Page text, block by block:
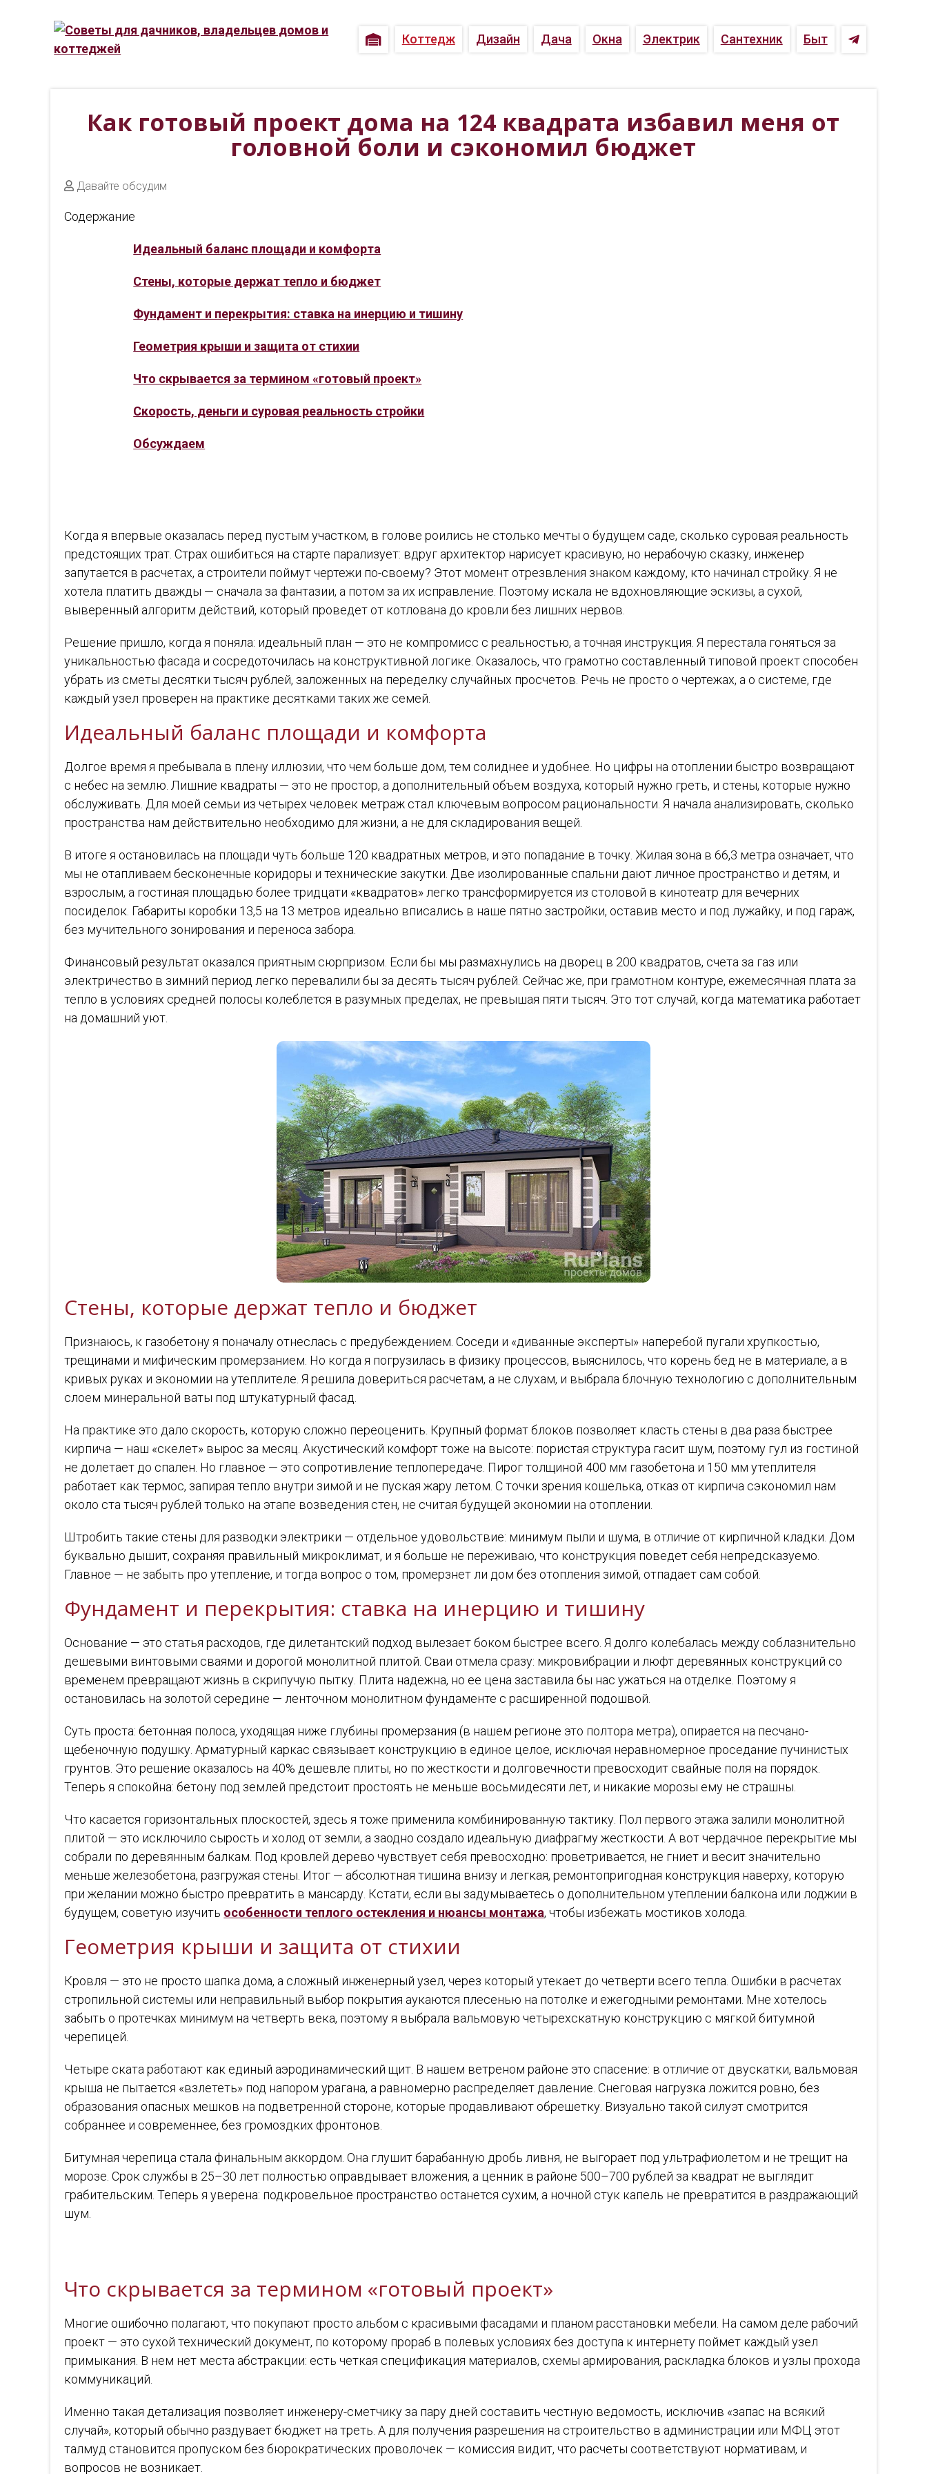
Коттедж Дизайн Дача Окна Электрик Сантехник Быт
Как готовый проект дома на 124 квадрата избавил меня от
головной боли и сэкономил бюджет
Давайте обсудим
Содержание
Идеальный баланс площади и комфорта
Стены, которые держат тепло и бюджет
Фундамент и перекрытия: ставка на инерцию и тишину
Геометрия крыши и защита от стихии
Что скрывается за термином «готовый проект»
Скорость, деньги и суровая реальность стройки
Обсуждаем
Когда я впервые оказалась перед пустым участком, в голове роились не столько мечты о будущем саде, сколько суровая реальность
предстоящих трат. Страх ошибиться на старте парализует: вдруг архитектор нарисует красивую, но нерабочую сказку, инженер
запутается в расчетах, а строители поймут чертежи по-своему? Этот момент отрезвления знаком каждому, кто начинал стройку. Я не
хотела платить дважды — сначала за фантазии, а потом за их исправление. Поэтому искала не вдохновляющие эскизы, а сухой,
выверенный алгоритм действий, который проведет от котлована до кровли без лишних нервов.
Решение пришло, когда я поняла: идеальный план — это не компромисс с реальностью, а точная инструкция. Я перестала гоняться за
уникальностью фасада и сосредоточилась на конструктивной логике. Оказалось, что грамотно составленный типовой проект способен
убрать из сметы десятки тысяч рублей, заложенных на переделку случайных просчетов. Речь не просто о чертежах, а о системе, где
каждый узел проверен на практике десятками таких же семей.
Идеальный баланс площади и комфорта
Долгое время я пребывала в плену иллюзии, что чем больше дом, тем солиднее и удобнее. Но цифры на отоплении быстро возвращают
с небес на землю. Лишние квадраты — это не простор, а дополнительный объем воздуха, который нужно греть, и стены, которые нужно
обслуживать. Для моей семьи из четырех человек метраж стал ключевым вопросом рациональности. Я начала анализировать, сколько
пространства нам действительно необходимо для жизни, а не для складирования вещей.
В итоге я остановилась на площади чуть больше 120 квадратных метров, и это попадание в точку. Жилая зона в 66,3 метра означает, что
мы не отапливаем бесконечные коридоры и технические закутки. Две изолированные спальни дают личное пространство и детям, и
взрослым, а гостиная площадью более тридцати «квадратов» легко трансформируется из столовой в кинотеатр для вечерних
посиделок. Габариты коробки 13,5 на 13 метров идеально вписались в наше пятно застройки, оставив место и под лужайку, и под гараж,
без мучительного зонирования и переноса забора.
Финансовый результат оказался приятным сюрпризом. Если бы мы размахнулись на дворец в 200 квадратов, счета за газ или
электричество в зимний период легко перевалили бы за десять тысяч рублей. Сейчас же, при грамотном контуре, ежемесячная плата за
тепло в условиях средней полосы колеблется в разумных пределах, не превышая пяти тысяч. Это тот случай, когда математика работает
на домашний уют.
Стены, которые держат тепло и бюджет
Признаюсь, к газобетону я поначалу отнеслась с предубеждением. Соседи и «диванные эксперты» наперебой пугали хрупкостью,
трещинами и мифическим промерзанием. Но когда я погрузилась в физику процессов, выяснилось, что корень бед не в материале, а в
кривых руках и экономии на утеплителе. Я решила довериться расчетам, а не слухам, и выбрала блочную технологию с дополнительным
слоем минеральной ваты под штукатурный фасад.
На практике это дало скорость, которую сложно переоценить. Крупный формат блоков позволяет класть стены в два раза быстрее
кирпича — наш «скелет» вырос за месяц. Акустический комфорт тоже на высоте: пористая структура гасит шум, поэтому гул из гостиной
не долетает до спален. Но главное — это сопротивление теплопередаче. Пирог толщиной 400 мм газобетона и 150 мм утеплителя
работает как термос, запирая тепло внутри зимой и не пуская жару летом. С точки зрения кошелька, отказ от кирпича сэкономил нам
около ста тысяч рублей только на этапе возведения стен, не считая будущей экономии на отоплении.
Штробить такие стены для разводки электрики — отдельное удовольствие: минимум пыли и шума, в отличие от кирпичной кладки. Дом
буквально дышит, сохраняя правильный микроклимат, и я больше не переживаю, что конструкция поведет себя непредсказуемо.
Главное — не забыть про утепление, и тогда вопрос о том, промерзнет ли дом без отопления зимой, отпадает сам собой.
Фундамент и перекрытия: ставка на инерцию и тишину
Основание — это статья расходов, где дилетантский подход вылезает боком быстрее всего. Я долго колебалась между соблазнительно
дешевыми винтовыми сваями и дорогой монолитной плитой. Сваи отмела сразу: микровибрации и люфт деревянных конструкций со
временем превращают жизнь в скрипучую пытку. Плита надежна, но ее цена заставила бы нас ужаться на отделке. Поэтому я
остановилась на золотой середине — ленточном монолитном фундаменте с расширенной подошвой.
Суть проста: бетонная полоса, уходящая ниже глубины промерзания (в нашем регионе это полтора метра), опирается на песчано-
щебеночную подушку. Арматурный каркас связывает конструкцию в единое целое, исключая неравномерное проседание пучинистых
грунтов. Это решение оказалось на 40% дешевле плиты, но по жесткости и долговечности превосходит свайные поля на порядок.
Теперь я спокойна: бетону под землей предстоит простоять не меньше восьмидесяти лет, и никакие морозы ему не страшны.
Что касается горизонтальных плоскостей, здесь я тоже применила комбинированную тактику. Пол первого этажа залили монолитной
плитой — это исключило сырость и холод от земли, а заодно создало идеальную диафрагму жесткости. А вот чердачное перекрытие мы
собрали по деревянным балкам. Под кровлей дерево чувствует себя превосходно: проветривается, не гниет и весит значительно
меньше железобетона, разгружая стены. Итог — абсолютная тишина внизу и легкая, ремонтопригодная конструкция наверху, которую
при желании можно быстро превратить в мансарду. Кстати, если вы задумываетесь о дополнительном утеплении балкона или лоджии в
будущем, советую изучить особенности теплого остекления и нюансы монтажа, чтобы избежать мостиков холода.
Геометрия крыши и защита от стихии
Кровля — это не просто шапка дома, а сложный инженерный узел, через который утекает до четверти всего тепла. Ошибки в расчетах
стропильной системы или неправильный выбор покрытия аукаются плесенью на потолке и ежегодными ремонтами. Мне хотелось
забыть о протечках минимум на четверть века, поэтому я выбрала вальмовую четырехскатную конструкцию с мягкой битумной
черепицей.
Четыре ската работают как единый аэродинамический щит. В нашем ветреном районе это спасение: в отличие от двускатки, вальмовая
крыша не пытается «взлететь» под напором урагана, а равномерно распределяет давление. Снеговая нагрузка ложится ровно, без
образования опасных мешков на подветренной стороне, которые продавливают обрешетку. Визуально такой силуэт смотрится
собраннее и современнее, без громоздких фронтонов.
Битумная черепица стала финальным аккордом. Она глушит барабанную дробь ливня, не выгорает под ультрафиолетом и не трещит на
морозе. Срок службы в 25–30 лет полностью оправдывает вложения, а ценник в районе 500–700 рублей за квадрат не выглядит
грабительским. Теперь я уверена: подкровельное пространство останется сухим, а ночной стук капель не превратится в раздражающий
шум.
Что скрывается за термином «готовый проект»
Многие ошибочно полагают, что покупают просто альбом с красивыми фасадами и планом расстановки мебели. На самом деле рабочий
проект — это сухой технический документ, по которому прораб в полевых условиях без доступа к интернету поймет каждый узел
примыкания. В нем нет места абстракции: есть четкая спецификация материалов, схемы армирования, раскладка блоков и узлы прохода
коммуникаций.
Именно такая детализация позволяет инженеру-сметчику за пару дней составить честную ведомость, исключив «запас на всякий
случай», который обычно раздувает бюджет на треть. А для получения разрешения на строительство в администрации или МФЦ этот
талмуд становится пропуском без бюрократических проволочек — комиссия видит, что расчеты соответствуют нормативам, и
вопросов не возникает.